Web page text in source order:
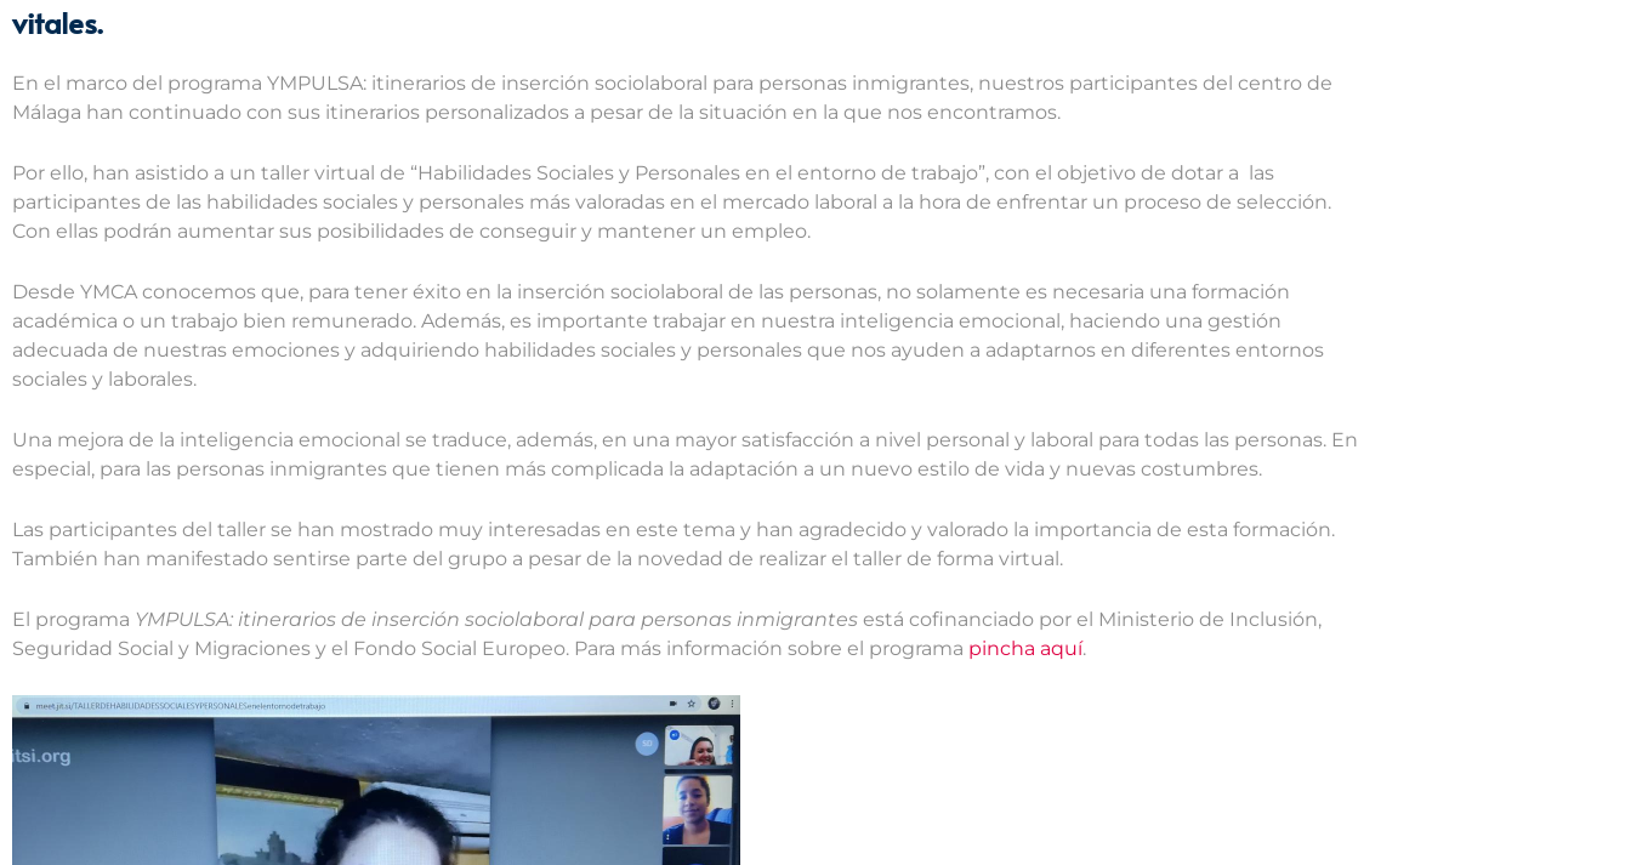
vitales.
En el marco del programa YMPULSA: itinerarios de inserción sociolaboral para personas inmigrantes, nuestros participantes del centro de
Málaga han continuado con sus itinerarios personalizados a pesar de la situación en la que nos encontramos.
Por ello, han asistido a un taller virtual de “Habilidades Sociales y Personales en el entorno de trabajo”, con el objetivo de dotar a las
participantes de las habilidades sociales y personales más valoradas en el mercado laboral a la hora de enfrentar un proceso de selección.
Con ellas podrán aumentar sus posibilidades de conseguir y mantener un empleo.
Desde YMCA conocemos que, para tener éxito en la inserción sociolaboral de las personas, no solamente es necesaria una formación
académica o un trabajo bien remunerado. Además, es importante trabajar en nuestra inteligencia emocional, haciendo una gestión
adecuada de nuestras emociones y adquiriendo habilidades sociales y personales que nos ayuden a adaptarnos en diferentes entornos
sociales y laborales.
Una mejora de la inteligencia emocional se traduce, además, en una mayor satisfacción a nivel personal y laboral para todas las personas. En
especial, para las personas inmigrantes que tienen más complicada la adaptación a un nuevo estilo de vida y nuevas costumbres.
Las participantes del taller se han mostrado muy interesadas en este tema y han agradecido y valorado la importancia de esta formación.
También han manifestado sentirse parte del grupo a pesar de la novedad de realizar el taller de forma virtual.
El programa YMPULSA: itinerarios de inserción sociolaboral para personas inmigrantes está cofinanciado por el Ministerio de Inclusión,
Seguridad Social y Migraciones y el Fondo Social Europeo. Para más información sobre el programa pincha aquí.